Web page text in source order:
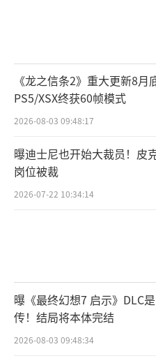
《龙之信条2》重大更新8月
PS5/XSX终获60帧模式
2026-08-03 09:48:17
曝迪士尼也开始大裁员！皮
岗位被裁
2026-07-22 10:34:14
曝《最终幻想7 启示》DLC
传！结局将本体完结
2026-08-03 09:48:34